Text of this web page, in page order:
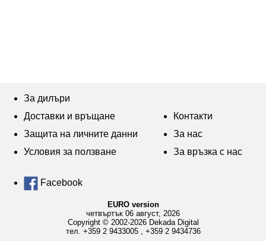
За дилъри
Доставки и връщане
Защита на личните данни
Условия за ползване
Контакти
За нас
За връзка с нас
Facebook
EURO version
четвъртък 06 август, 2026
Copyright © 2002-2026 Dekada Digital
тел. +359 2 9433005, +359 2 9434736